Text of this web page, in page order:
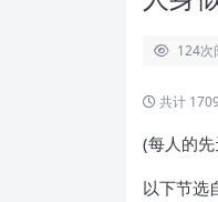
124次
共计
(每人的
以下节选